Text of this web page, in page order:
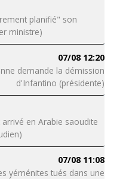
planifié" son
ministre)
07/08 12:20
demande la démission
d'Infantino (présidente)
en Arabie saoudite
07/08 11:08
yéménites tués dans une